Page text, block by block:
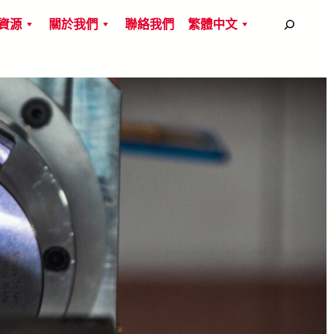
源 關於我們 聯絡我們 繁體中文